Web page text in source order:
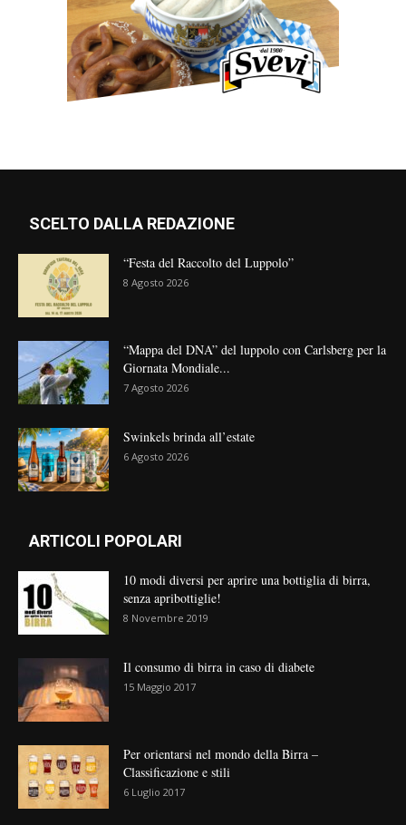
SCELTO DALLA REDAZIONE
“Festa del Raccolto del Luppolo”
8 Agosto 2026
“Mappa del DNA” del luppolo con Carlsberg per la
Giornata Mondiale...
7 Agosto 2026
Swinkels brinda all’estate
6 Agosto 2026
ARTICOLI POPOLARI
10 modi diversi per aprire una bottiglia di birra,
senza apribottiglie!
8 Novembre 2019
Il consumo di birra in caso di diabete
15 Maggio 2017
Per orientarsi nel mondo della Birra –
Classificazione e stili
6 Luglio 2017